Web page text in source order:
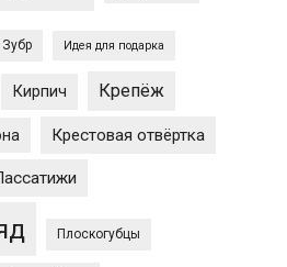
Зубр Идея для подарка
Кирпич Крепёж
Крестовая отвёртка
Плоскогубцы